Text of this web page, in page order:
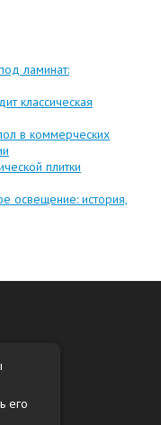
ламинат:
классическая
в коммерческих
плитки
освещение: история,
его